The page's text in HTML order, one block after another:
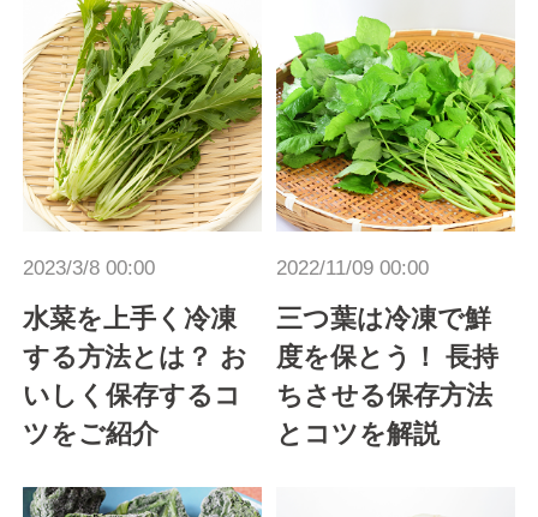
2023/3/8 00:00
水菜を上手く冷凍
する方法とは？ お
いしく保存するコ
ツをご紹介
2022/11/09 00:00
三つ葉は冷凍で鮮
度を保とう！ 長持
ちさせる保存方法
とコツを解説